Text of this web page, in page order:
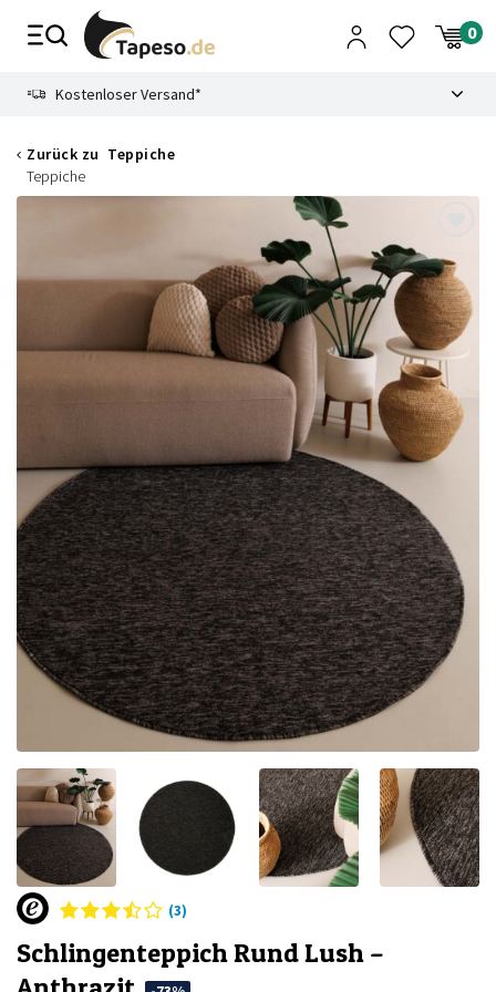
Zusammenbruch
Kostenloser Versand*
Zurück zu Teppiche
Teppiche
(3)
Schlingenteppich Rund Lush –